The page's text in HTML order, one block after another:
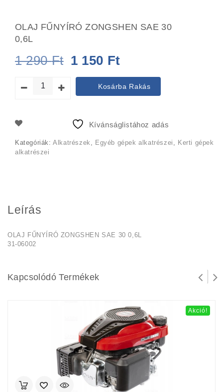
OLAJ FŰNYÍRÓ ZONGSHEN SAE 30
0,6L
1 290Ft Original
price
was:
1
1 150 Ft
price
is:
Kosárba Rakás
Kívánságlistához adás
Kategóriák:Alkatrészek Egyéb gépek alkatrészei
Kerti gépek
alkatrészei
Leírás
OLAJ FŰNYÍRÓ ZONGSHEN SAE 30 0,6L
31-06002
Kapcsolódó Termékek
Akció!